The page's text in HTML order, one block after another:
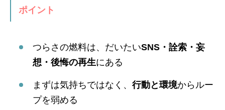
ポイント
つらさの燃料は、だいたいSNS・詮索・妄
想・後悔の再生にある
まずは気持ちではなく、 行動と環境からルー
プを弱める